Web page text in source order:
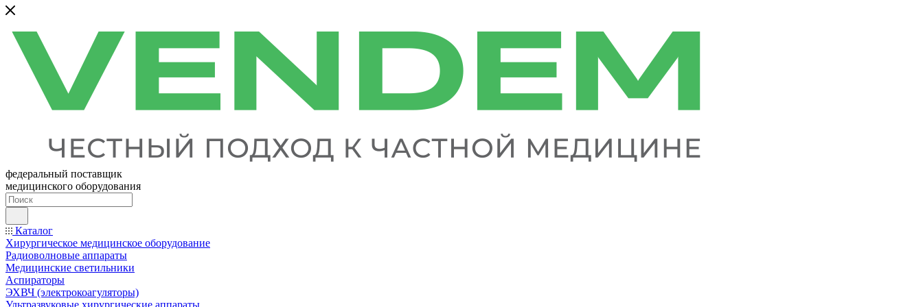
федеральный поставщик
медицинского оборудования
Каталог
Хирургическое медицинское оборудование
Радиоволновые аппараты
Медицинские светильники
Аспираторы
ЭХВЧ (электрокоагуляторы)
Ультразвуковые хирургические аппараты